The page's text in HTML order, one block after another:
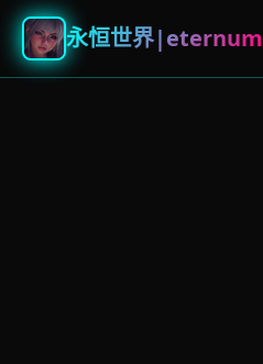
永恒世界|eternum